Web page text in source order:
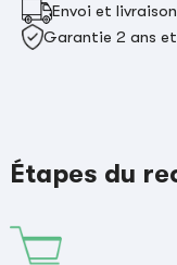
Envoi et
Garantie 2 ans et
Étapes du